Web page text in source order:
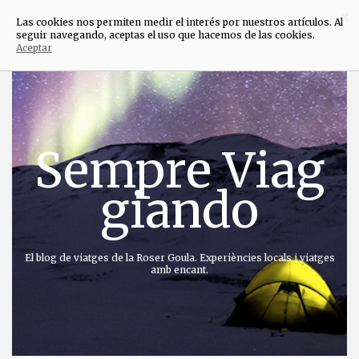
Anar
directament
contingut
Sempre Viag
giando
El blog de viatges de la Roser Goula. Experiències locals i viatges
amb encant.
×
Las cookies nos permiten medir el interés por nuestros artículos. Al
seguir navegando, aceptas el uso que hacemos de las cookies.
Aceptar